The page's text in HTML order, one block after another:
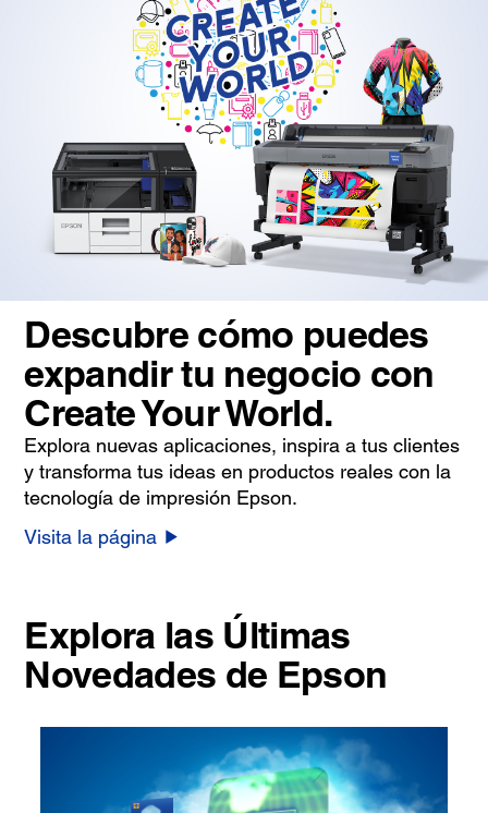
Descubre cómo puedes
expandir tu negocio con
Create Your World.
Explora nuevas aplicaciones, inspira a tus clientes
y transforma tus ideas en productos reales con la
tecnología de impresión Epson.
Visita la página
Explora las Últimas
Novedades de Epson